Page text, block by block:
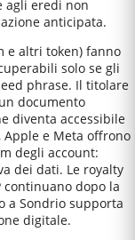
agli eredi non
anticipata.
e altri token) fanno
solo se gli
phrase. Il titolare
documento
diventa accessibile
Apple e Meta offrono
degli account:
dei dati. Le royalty
continuano dopo la
a Sondrio supporta
digitale.